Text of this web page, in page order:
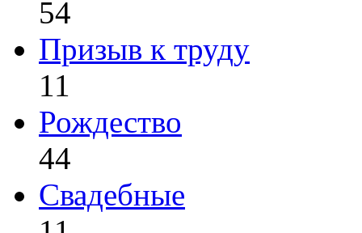
54
Призыв к труду
11
Рождество
44
Свадебные